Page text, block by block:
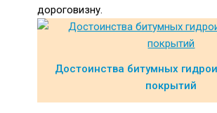
дороговизну.
Достоинства битумных
покрытий